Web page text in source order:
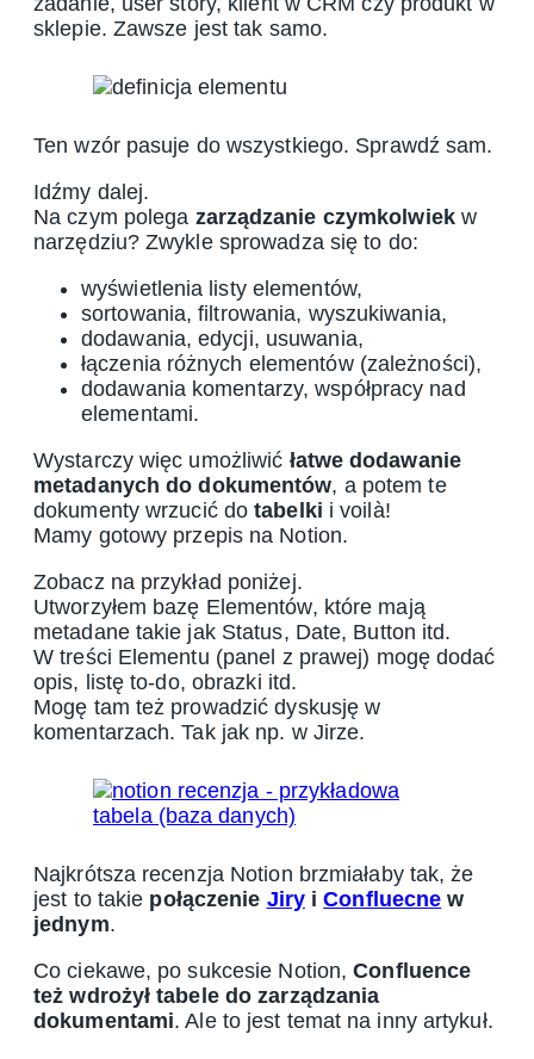
sklepie. Zawsze jest tak samo.
Ten wzór pasuje do wszystkiego. Sprawdź sam.
Idźmy dalej.
Na czym polega zarządzanie czymkolwiek w
narzędziu? Zwykle sprowadza się to do:
wyświetlenia listy elementów,
sortowania, filtrowania, wyszukiwania,
dodawania, edycji, usuwania,
łączenia różnych elementów (zależności),
dodawania komentarzy, współpracy nad
elementami.
Wystarczy więc umożliwić łatwe dodawanie
metadanych do dokumentów, a potem te
dokumenty wrzucić dotabelki i voilà!
Mamy gotowy przepis na Notion.
Zobacz na przykład poniżej.
Utworzyłem bazę Elementów, które mają
metadane takie jak Status, Date, Button itd.
W treści Elementu (panel z prawej) mogę dodać
opis, listę to-do, obrazki itd.
Mogę tam też prowadzić dyskusję w
komentarzach. Tak jak np. w Jirze.
Najkrótsza recenzja Notion brzmiałaby tak, że
jest to takie połączenie JiryiConfluecne w
jednym.
Co ciekawe, po sukcesie Notion,Confluence
też wdrożył tabele do zarządzania
dokumentami. Ale to jest temat na inny artykuł.